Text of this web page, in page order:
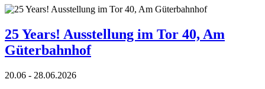
25 Years! Ausstellung im Tor 40, Am
Güterbahnhof
20.06 - 28.06.2026